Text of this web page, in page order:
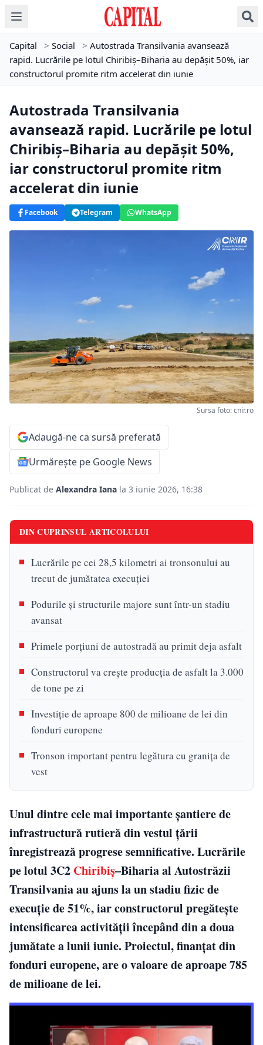
Capital > Social > Autostrada Transilvania avansează
rapid. Lucrările pe lotul Chiribiș–Biharia au depășit 50%, iar
constructorul promite ritm accelerat din iunie
Autostrada Transilvania
avansează rapid. Lucrările pe lotul
Chiribiș–Biharia au depășit 50%,
iar constructorul promite ritm
accelerat din iunie
Facebook Telegram WhatsApp
Sursa foto: cnir.ro
Adaugă-ne ca sursă preferată
Urmărește pe Google News
Publicat de Alexandra Iana la 3 iunie 2026, 16:38
DIN CUPRINSUL ARTICOLULUI
Lucrările pe cei 28,5 kilometri ai tronsonului au
trecut de jumătatea execuției
Podurile și structurile majore sunt într-un stadiu
avansat
Primele porțiuni de autostradă au primit deja asfalt
Constructorul va crește producția de asfalt la 3.000
de tone pe zi
Investiție de aproape 800 de milioane de lei din
fonduri europene
Tronson important pentru legătura cu granița de
vest
Unul dintre cele mai importante șantiere de
infrastructură rutieră din vestul țării
înregistrează progrese semnificative. Lucrările
pe lotul 3C2 Chiribiș–Biharia al Autostrăzii
Transilvania au ajuns la un stadiu fizic de
execuție de 51%, iar constructorul pregătește
intensificarea activității începând din a doua
jumătate a lunii iunie. Proiectul, finanțat din
fonduri europene, are o valoare de aproape 785
de milioane de lei.